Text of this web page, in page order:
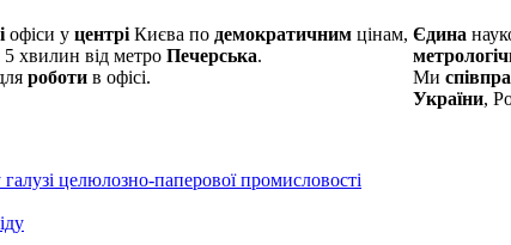
офіси у центрі Києва по демократичним цінам,
5 хвилин від метро Печерська.
роботи в офісі.
Єдина
Ми
України,
целюлозно-паперової промисловості